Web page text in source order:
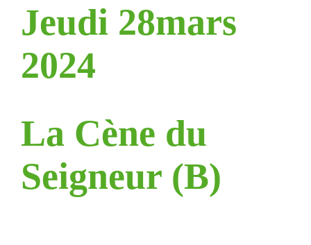
Jeudi 28mars
2024
La Cène du
Seigneur (B)